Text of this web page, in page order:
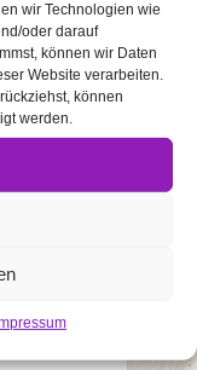
wir Technologien wie
oder darauf
können wir Daten
Website verarbeiten.
können
werden.